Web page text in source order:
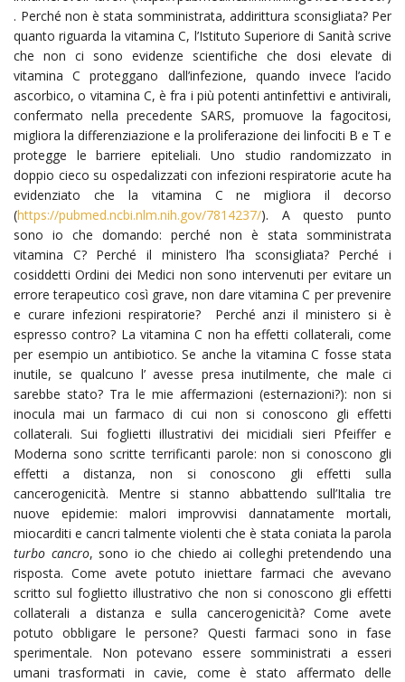
. Perché non è stata somministrata, addirittura sconsigliata? Per
quanto riguarda la vitamina C, l’Istituto Superiore di Sanità scrive
che non ci sono evidenze scientifiche che dosi elevate di
vitamina C proteggano dall’infezione, quando invece l’acido
ascorbico, o vitamina C, è fra i più potenti antinfettivi e antivirali,
confermato nella precedente SARS, promuove la fagocitosi,
migliora la differenziazione e la proliferazione dei linfociti B e T e
protegge le barriere epiteliali. Uno studio randomizzato in
doppio cieco su ospedalizzati con infezioni respiratorie acute ha
evidenziato che la vitamina C ne migliora il decorso
(https://pubmed.ncbi.nlm.nih.gov/7814237/). A questo punto
sono io che domando: perché non è stata somministrata
vitamina C? Perché il ministero l’ha sconsigliata? Perché i
cosiddetti Ordini dei Medici non sono intervenuti per evitare un
errore terapeutico così grave, non dare vitamina C per prevenire
e curare infezioni respiratorie? Perché anzi il ministero si è
espresso contro? La vitamina C non ha effetti collaterali, come
per esempio un antibiotico. Se anche la vitamina C fosse stata
inutile, se qualcuno l’ avesse presa inutilmente, che male ci
sarebbe stato? Tra le mie affermazioni (esternazioni?): non si
inocula mai un farmaco di cui non si conoscono gli effetti
collaterali. Sui foglietti illustrativi dei micidiali sieri Pfeiffer e
Moderna sono scritte terrificanti parole: non si conoscono gli
effetti a distanza, non si conoscono gli effetti sulla
cancerogenicità. Mentre si stanno abbattendo sull’Italia tre
nuove epidemie: malori improvvisi dannatamente mortali,
miocarditi e cancri talmente violenti che è stata coniata la parola
turbo cancro, sono io che chiedo ai colleghi pretendendo una
risposta. Come avete potuto iniettare farmaci che avevano
scritto sul foglietto illustrativo che non si conoscono gli effetti
collaterali a distanza e sulla cancerogenicità? Come avete
potuto obbligare le persone? Questi farmaci sono in fase
sperimentale. Non potevano essere somministrati a esseri
umani trasformati in cavie, come è stato affermato delle